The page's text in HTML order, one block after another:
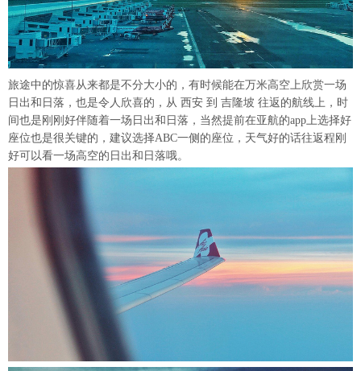
旅途中的惊喜从来都是不分大小的，有时候能在万米高空上欣赏一场
日出和日落，也是令人欣喜的，从 西安 到 吉隆坡 往返的航线上，时
间也是刚刚好伴随着一场日出和日落，当然提前在亚航的app上选择好
座位也是很关键的，建议选择ABC一侧的座位，天气好的话往返程刚
好可以看一场高空的日出和日落哦。